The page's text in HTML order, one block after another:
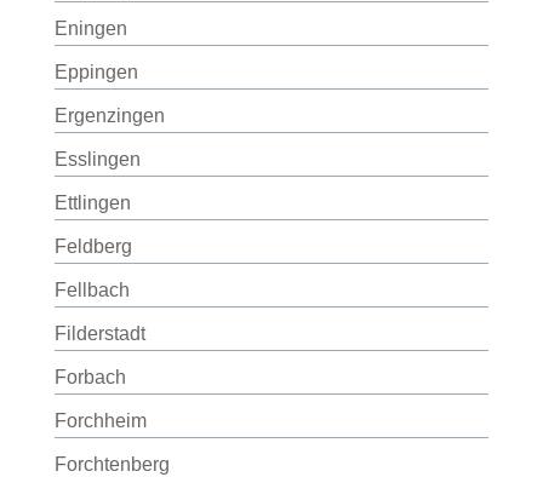
Eningen
Eppingen
Ergenzingen
Esslingen
Ettlingen
Feldberg
Fellbach
Filderstadt
Forbach
Forchheim
Forchtenberg